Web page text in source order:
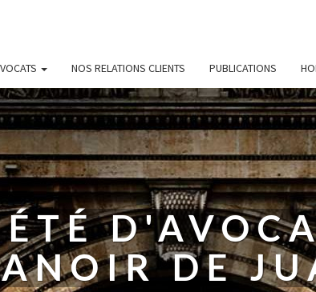
NOS RELATIONS CLIENTS PUBLICATIONS
DE